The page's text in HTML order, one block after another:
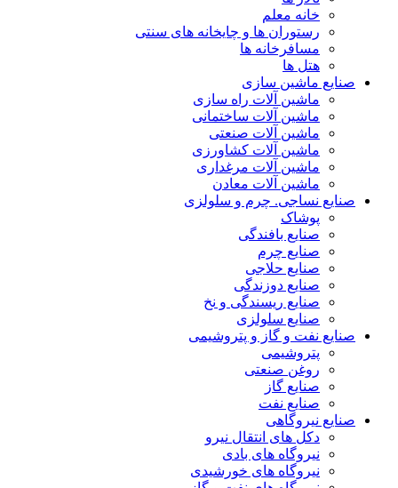
خانه معلم
رستوران ها و چایخانه های سنتی
مسافرخانه ها
هتل ها
صنایع ماشین سازی
ماشین آلات راه سازی
ماشین آلات ساختمانی
ماشین آلات صنعتی
ماشین آلات کشاورزی
ماشین آلات مرغداری
ماشین آلات معادن
صنایع نساجی. چرم و سلولزی
پوشاک
صنایع بافندگی
صنایع چرم
صنایع حلاجی
صنایع دوزندگی
صنایع ریسندگی و نخ
صنایع سلولزی
صنایع نفت و گاز و پتروشیمی
پتروشیمی
روغن صنعتی
صنایع گاز
صنایع نفت
صنایع نیروگاهی
دکل های انتقال نیرو
نیروگاه های بادی
نیروگاه های خورشیدی